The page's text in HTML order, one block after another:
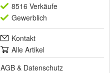
8516 Verkäufe
Gewerblich
Kontakt
Alle Artikel
AGB & Datenschutz